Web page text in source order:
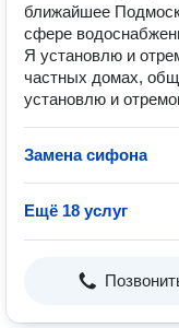
ближайшее
сфере
Я установлю и
частных домах,
установлю и
Замена сифона
Ещё 18 услуг